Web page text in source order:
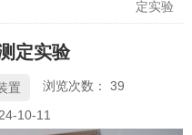
定实验
定实验
置 浏览次数： 39
10-11